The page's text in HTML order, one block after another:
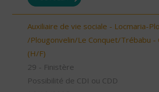
Auxiliaire de vie sociale - Locmaria-
/Plougonvelin/Le Conquet/Trébabu -
(H/F)
29 - Finistère
Possibilité de CDI ou CDD